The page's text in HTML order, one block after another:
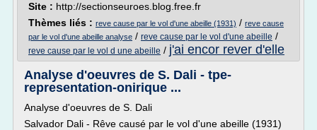
Site : http://sectionseuroes.blog.free.fr
Thèmes liés : reve cause par le vol d'une abeille (1931) / reve cause
par le vol d'une abeille analyse / reve cause par le vol d'une abeille /
reve cause par le vol d une abeille / j'ai encor rever d'elle
Analyse d'oeuvres de S. Dali - tpe-
representation-onirique ...
Analyse d'oeuvres de S. Dali
Salvador Dali - Rêve causé par le vol d'une abeille (1931)